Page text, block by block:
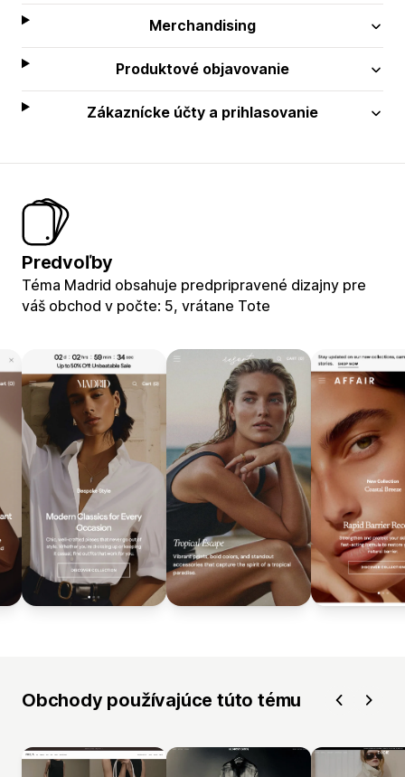
Merchandising
Produktové objavovanie
Zákaznícke účty a prihlasovanie
Predvoľby
Téma Madrid obsahuje predpripravené dizajny pre
váš obchod v počte: 5, vrátane Tote
Obchody používajúce túto tému